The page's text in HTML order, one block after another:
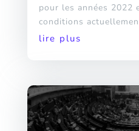
pour les années 2022
conditions
lire plus